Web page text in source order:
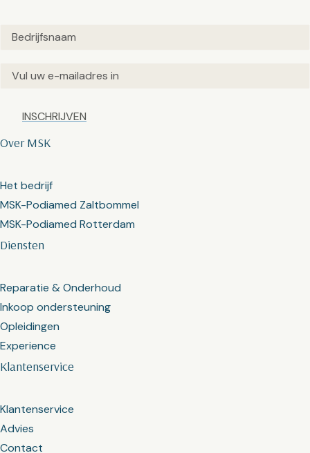
Klantenservice
Klantenservice
Advies
Contact
Diensten
Reparatie & Onderhoud
Inkoop ondersteuning
Opleidingen
Experience
Over MSK
Het bedrijf
MSK-Podiamed Zaltbommel
MSK-Podiamed Rotterdam
Untitled(Vereist)
Email(Vereist)
Captcha